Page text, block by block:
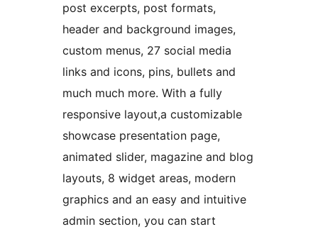
post excerpts, post formats,
header and background images,
custom menus, 27 social media
links and icons, pins, bullets and
much much more. With a fully
responsive layout,a customizable
showcase presentation page,
animated slider, magazine and blog
layouts, 8 widget areas, modern
graphics and an easy and intuitive
admin section, you can start